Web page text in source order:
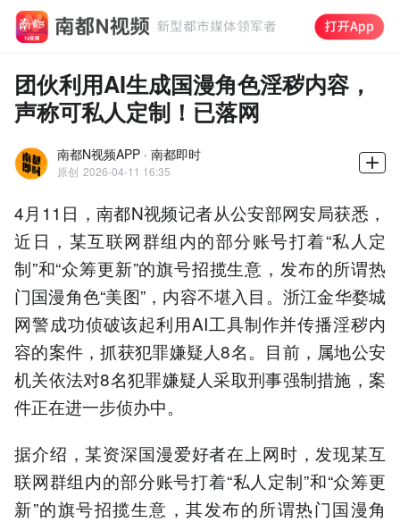
团伙利用AI生成国漫角色淫秽内容，
声称可私人定制！已落网
南都N视频APP · 南都即时
原创 2026-04-11 16:35
4月11日，南都N视频记者从公安部网安局获悉，
近日，某互联网群组内的部分账号打着“私人定
制”和“众筹更新”的旗号招揽生意，发布的所谓热
门国漫角色“美图”，内容不堪入目。浙江金华婺城
网警成功侦破该起利用AI工具制作并传播淫秽内
容的案件，抓获犯罪嫌疑人8名。目前，属地公安
机关依法对8名犯罪嫌疑人采取刑事强制措施，案
件正在进一步侦办中。
据介绍，某资深国漫爱好者在上网时，发现某互
联网群组内的部分账号打着“私人定制”和“众筹更
新”的旗号招揽生意，其发布的所谓热门国漫角